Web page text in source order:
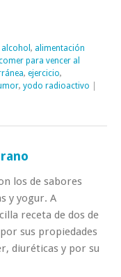
alcohol , alimentación
para vencer al
, ejercicio,
, yodo radioactivo
los de sabores
y yogur. A
receta de dos de
sus propiedades
diuréticas y por su